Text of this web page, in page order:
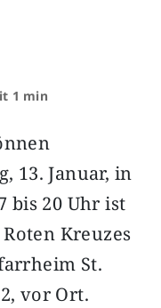
1 min
13. Januar, in
bis 20 Uhr ist
Kreuzes
St.
vor Ort.